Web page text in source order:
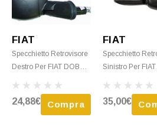
FIAT
Specchietto Retrovisore
Destro Per FIAT DOBLO
Meccanico Nero Nuovo
24,88€ Compra
FIAT
Specchietto
Sinistro Per FIAT
2005 Elettrico,
Nero, Nuovo
35,00€